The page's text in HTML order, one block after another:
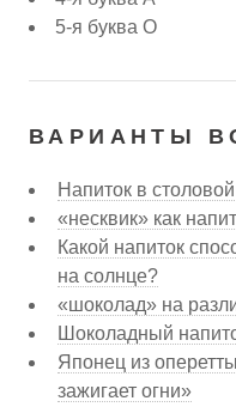
5-я буква О
ВАРИАНТЫ
Напиток в столовой
«несквик» как
Какой напиток
на солнце?
«шоколад» на
Шоколадный
Японец из
зажигает огни»